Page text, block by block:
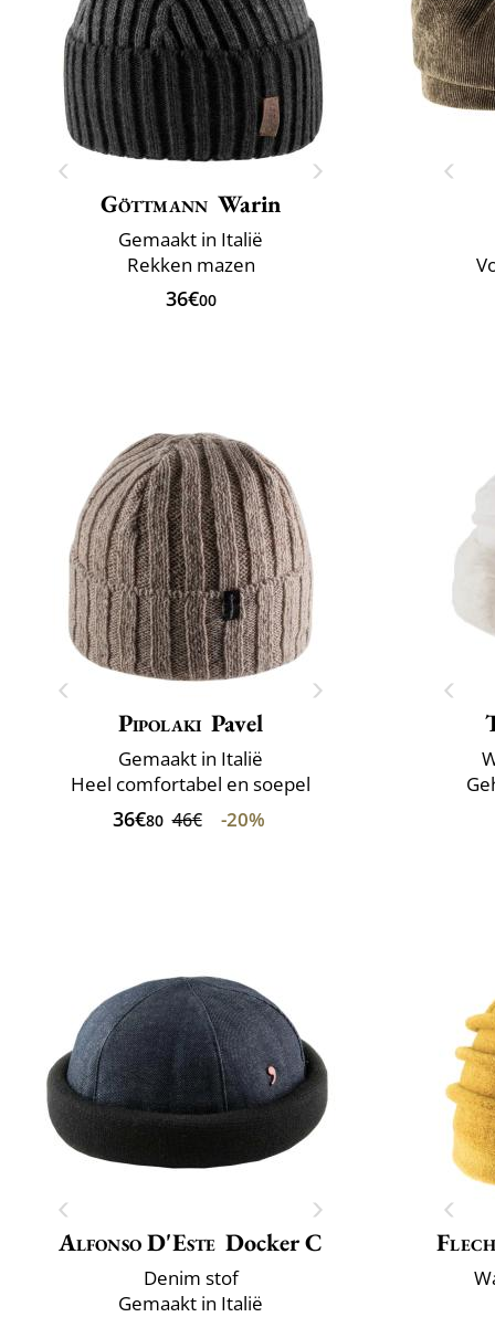
Göttmann Warin
Gemaakt in Italië
Rekken mazen
36€00
Pipolaki Pavel
Gemaakt in Italië
Heel comfortabel en soepel
36€80 46€ -20%
Alfonso D'Este Docker C
Denim stof
Gemaakt in Italië